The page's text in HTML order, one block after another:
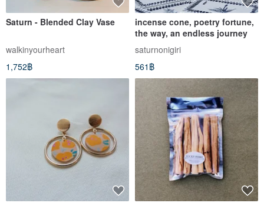
Saturn - Blended Clay Vase
walkinyourheart
1,752฿
incense cone, poetry fortune,
the way, an endless journey
saturnonigiri
561฿